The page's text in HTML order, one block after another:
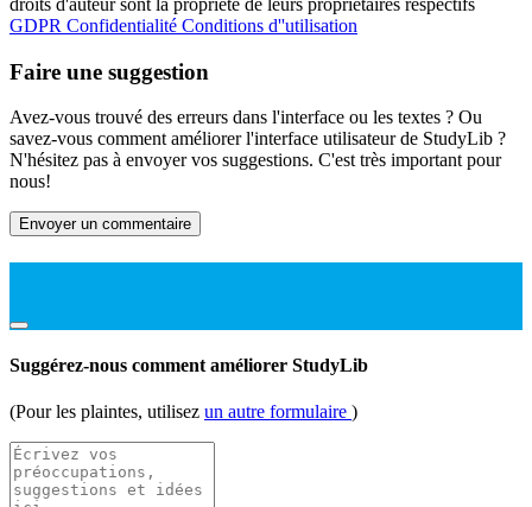
GDPR Confidentialité Conditions d''utilisation
Faire une suggestion
Avez-vous trouvé des erreurs dans l'interface ou les textes ? Ou
savez-vous comment améliorer l'interface utilisateur de StudyLib ?
N'hésitez pas à envoyer vos suggestions. C'est très important pour
nous!
Envoyer un commentaire
Suggérez-nous comment améliorer StudyLib
(Pour les plaintes, utilisez un autre formulaire )